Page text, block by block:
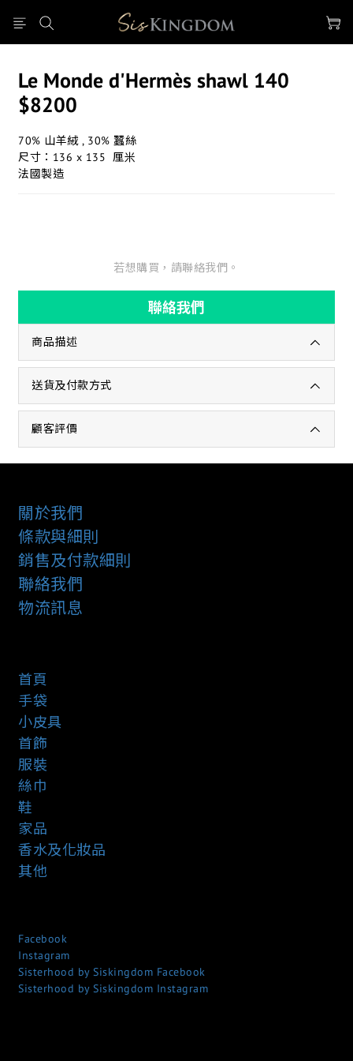
Le Monde d'Hermès shawl 140
$8200
70% 山羊絨 , 30% 蠶絲
尺寸：136 x 135  厘米
法國製造
若想購買，請聯絡我們。
聯絡我們
商品描述
送貨及付款方式
顧客評價
關於我們
條款與細則
銷售及付款細則
聯絡我們
物流訊息
首頁
手袋
小皮具
首飾
服裝
絲巾
鞋
家品
香水及化妝品
其他
Facebook
Instagram
Sisterhood by Siskingdom Facebook
Sisterhood by Siskingdom Instagram